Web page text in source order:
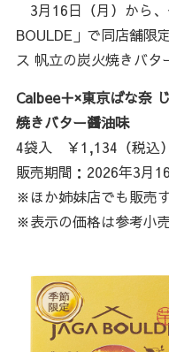
3月16日（月）から
BOULDE」で同店舗限
ス 帆立の炭火焼きバタ
Calbee＋×東京ばな奈
焼きバター醤油味
4袋入 ￥1,134（税込）
販売期間：2026年3月
※ほか姉妹店でも販売
※表示の価格は参考小売